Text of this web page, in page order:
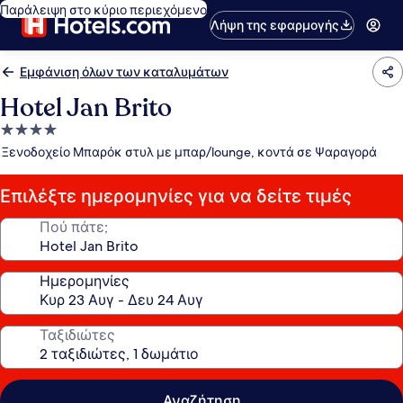
Παράλειψη στο κύριο περιεχόμενο
Λήψη της εφαρμογής
Εμφάνιση όλων των καταλυμάτων
Hotel Jan Brito
Κατάλυμα
με
αστέρια
Ξενοδοχείο Μπαρόκ στυλ με μπαρ/lounge, κοντά σε Ψαραγορά
Επιλέξτε ημερομηνίες για να δείτε τιμές
Πού πάτε;
Ημερομηνίες
Ταξιδιώτες